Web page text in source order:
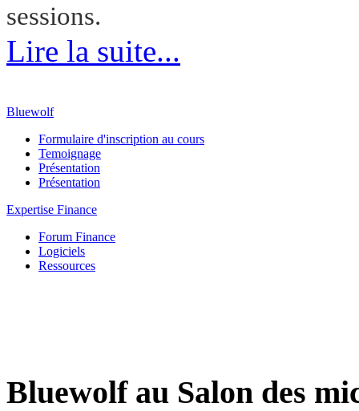
sessions.
Lire la suite...
Bluewolf
Formulaire d'inscription au cours
Temoignage
Présentation
Présentation
Expertise Finance
Forum Finance
Logiciels
Ressources
Bluewolf au Salon des